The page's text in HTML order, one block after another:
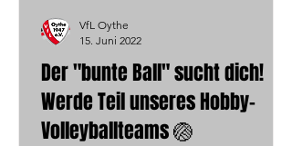
Der "bunte Ball" sucht dich!
Werde Teil unseres Hobby-
Volleyballteams 🏐
VfL Oythe
15. Juni 2022